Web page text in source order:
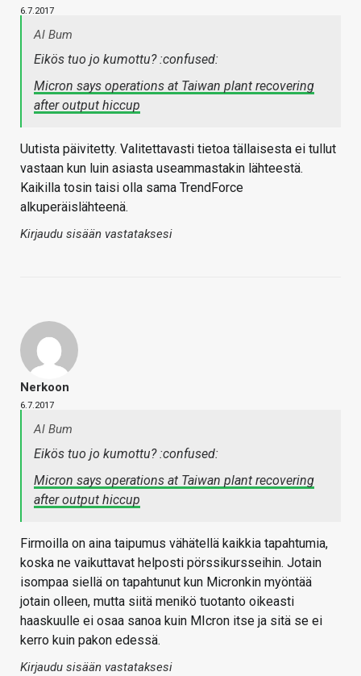
6.7.2017
Al Bum
Eikös tuo jo kumottu? :confused:
Micron says operations at Taiwan plant recovering
after output hiccup
Uutista päivitetty. Valitettavasti tietoa tällaisesta ei tullut
vastaan kun luin asiasta useammastakin lähteestä.
Kaikilla tosin taisi olla sama TrendForce
alkuperäislähteenä.
Kirjaudu sisään vastataksesi
Nerkoon
6.7.2017
Al Bum
Eikös tuo jo kumottu? :confused:
Micron says operations at Taiwan plant recovering
after output hiccup
Firmoilla on aina taipumus vähätellä kaikkia tapahtumia,
koska ne vaikuttavat helposti pörssikursseihin. Jotain
isompaa siellä on tapahtunut kun Micronkin myöntää
jotain olleen, mutta siitä menikö tuotanto oikeasti
haaskuulle ei osaa sanoa kuin MIcron itse ja sitä se ei
kerro kuin pakon edessä.
Kirjaudu sisään vastataksesi